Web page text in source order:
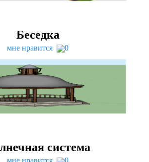
Беседка
мне нравится 0
система